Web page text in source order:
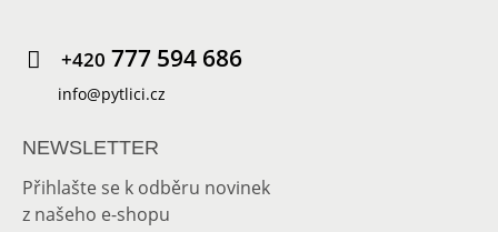
+420 777 594 686
info@pytlici.cz
NEWSLETTER
Přihlašte se k odběru novinek
z našeho e-shopu